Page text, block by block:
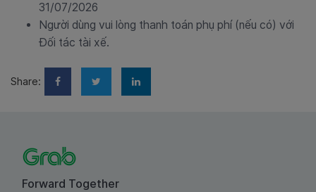
31/07/2026
Người dùng vui lòng thanh toán phụ phí (nếu có) với
Đối tác tài xế.
Share:
Forward Together